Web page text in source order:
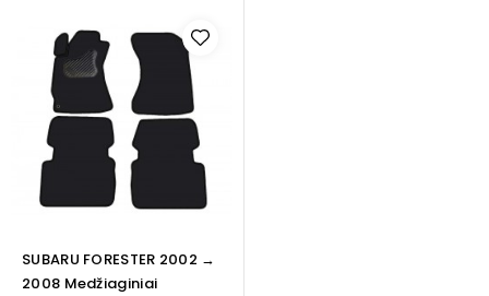
SUBARU FORESTER 2002 →
2008 Medžiaginiai